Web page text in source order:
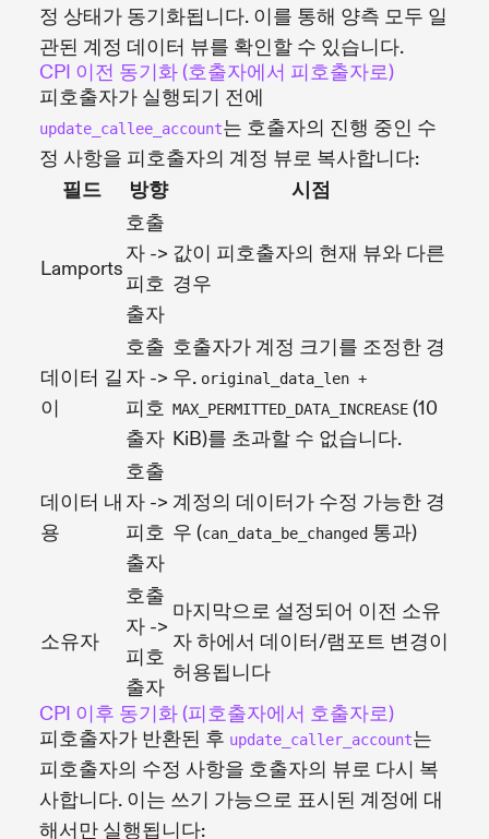
정 상태가 동기화됩니다. 이를 통해 양측 모두 일
관된 계정 데이터 뷰를 확인할 수 있습니다.
CPI 이전 동기화 (호출자에서 피호출자로)
피호출자가 실행되기 전에
update_callee_account는 호출자의 진행 중인 수
정 사항을 피호출자의 계정 뷰로 복사합니다:
필드
방향 시점
Lamports
호출
자 ->
피호
출자
값이 피호출자의 현재 뷰와 다른
경우
데이터 길
이
호출
자 ->
피호
출자
호출자가 계정 크기를 조정한 경
우. original_data_len +
MAX_PERMITTED_DATA_INCREASE (10
KiB)를 초과할 수 없습니다.
데이터 내
용
호출
자 ->
피호
출자
계정의 데이터가 수정 가능한 경
우 (can_data_be_changed 통과)
소유자
호출
자 ->
피호
출자
마지막으로 설정되어 이전 소유
자 하에서 데이터/램포트 변경이
허용됩니다
CPI 이후 동기화 (피호출자에서 호출자로)
피호출자가 반환된 후 update_caller_account는
피호출자의 수정 사항을 호출자의 뷰로 다시 복
사합니다. 이는 쓰기 가능으로 표시된 계정에 대
해서만 실행됩니다: